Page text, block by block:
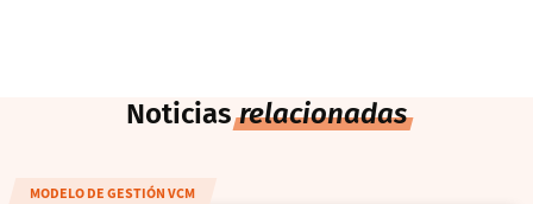
Noticiasrelacionadas
MODELO DE GESTIÓN VCM